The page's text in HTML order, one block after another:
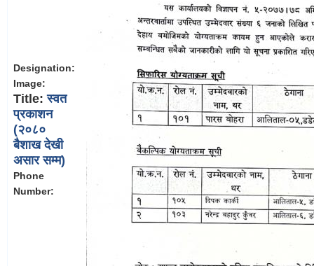
Designation:
Image:
Title:स्वत
प्रकाशन
(२०८०
बैशाख देखी
असार सम्म)
Phone
Number: